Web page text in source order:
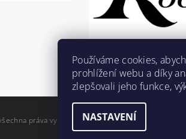
práva vyhrazena
Používáme cookies,
prohlížení webu a díky
zlepšovali jeho funkce,
NASTAVENÍ